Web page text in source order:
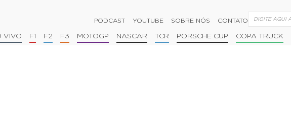
PODCAST YOUTUBE SOBRE NÓS CONTATO
VIVO F1 F2 F3 MOTOGP NASCAR TCR PORSCHE CUP COPA TRUCK